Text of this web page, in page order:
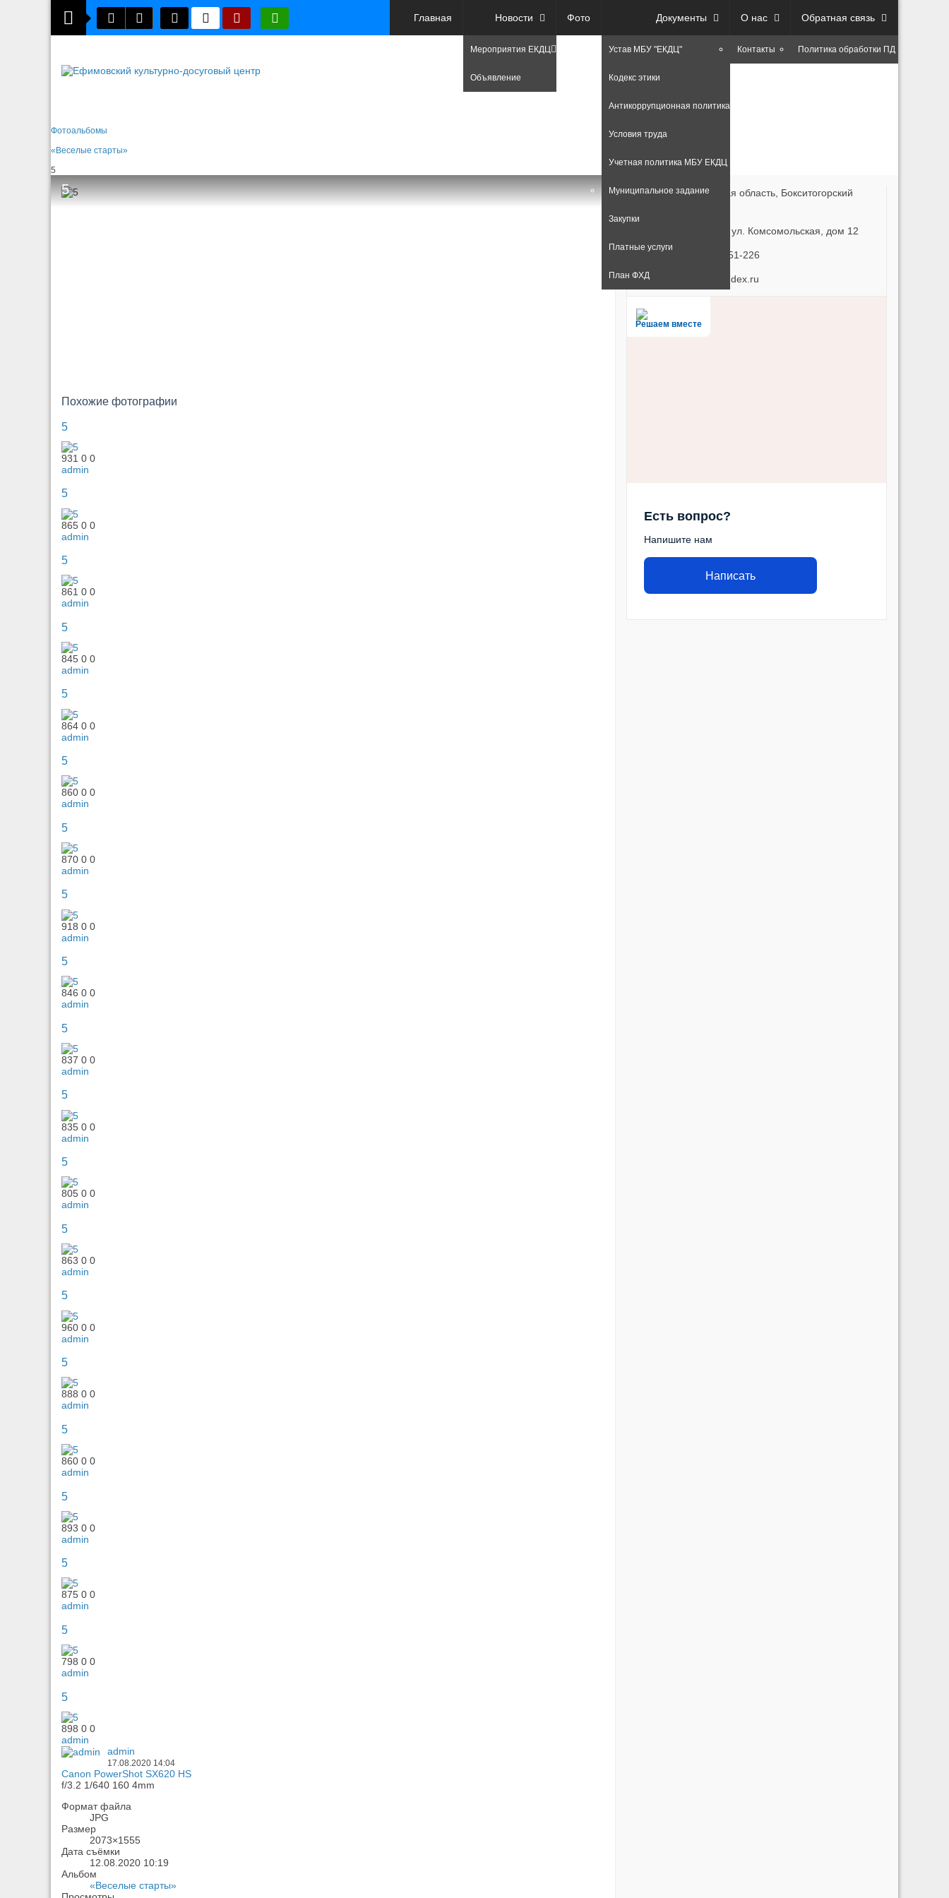
Главная Новости
Мероприятия ЕКДЦ
Объявление
Фото Документы
Устав МБУ "ЕКДЦ"
Кодекс этики
Антикоррупционная политика
Условия труда
Учетная политика МБУ ЕКДЦ
Муниципальное задание
Закупки
Платные услуги
План ФХД
О нас
Контакты
Обратная связь
Политика обработки ПД
Фотоальбомы
«Веселые старты»
5
5
Похожие фотографии
5
931 0 0
admin
5
865 0 0
admin
5
861 0 0
admin
5
845 0 0
admin
5
864 0 0
admin
5
860 0 0
admin
5
870 0 0
admin
5
918 0 0
admin
5
846 0 0
admin
5
837 0 0
admin
5
835 0 0
admin
5
805 0 0
admin
5
863 0 0
admin
5
960 0 0
admin
5
888 0 0
admin
5
860 0 0
admin
5
893 0 0
admin
5
875 0 0
admin
5
798 0 0
admin
5
898 0 0
admin
admin
17.08.2020 14:04
Canon PowerShot SX620 HS
f/3.2 1/640 160 4mm
Формат файла
JPG
Размер
2073×1555
Дата съёмки
12.08.2020 10:19
Альбом
«Веселые старты»
187620, Ленинградская область, Бокситогорский
поселок Ефимовский, ул. Комсомольская, дом 12
Телефон: +7(813) 66-51-226
E-mail: muk-ekdc@yandex.ru
Решаем вместе
Есть вопрос?
Напишите нам
Написать